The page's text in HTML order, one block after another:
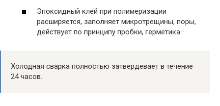
Эпоксидный клей при полимеризации
расширяется, заполняет микротрещины, поры,
действует по принципу пробки, герметика.
Холодная сварка полностью затвердевает в течение
24 часов.